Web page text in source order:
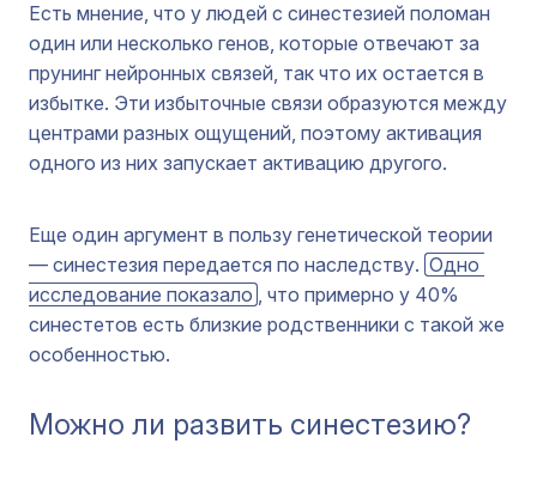
Есть мнение, что у людей с синестезией поломан
один или несколько генов, которые отвечают за
прунинг нейронных связей, так что их остается в
избытке. Эти избыточные связи образуются между
центрами разных ощущений, поэтому активация
одного из них запускает активацию другого.
Еще один аргумент в пользу генетической теории
— синестезия передается по наследству. Одно
исследование показало , что примерно у 40%
синестетов есть близкие родственники с такой же
особенностью.
Можно ли развить синестезию?